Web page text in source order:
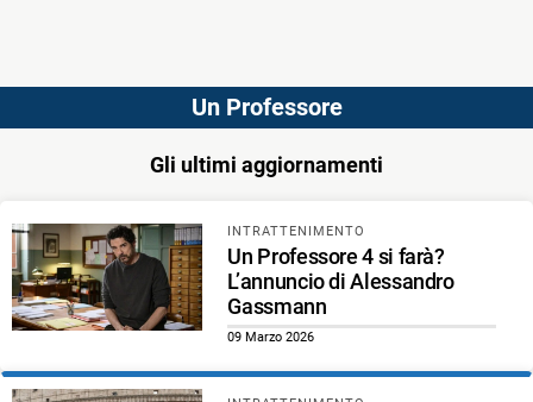
Un Professore
Gli ultimi aggiornamenti
INTRATTENIMENTO
Un Professore 4 si farà?
L’annuncio di Alessandro
Gassmann
09 Marzo 2026